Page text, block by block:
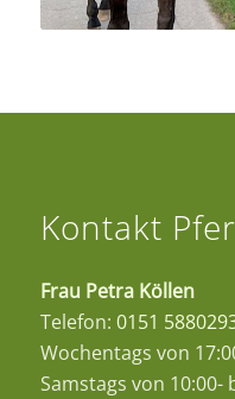
Kontakt
Frau Petra Köllen
Telefon: 0151
Wochentags von
Samstags von 10:00-